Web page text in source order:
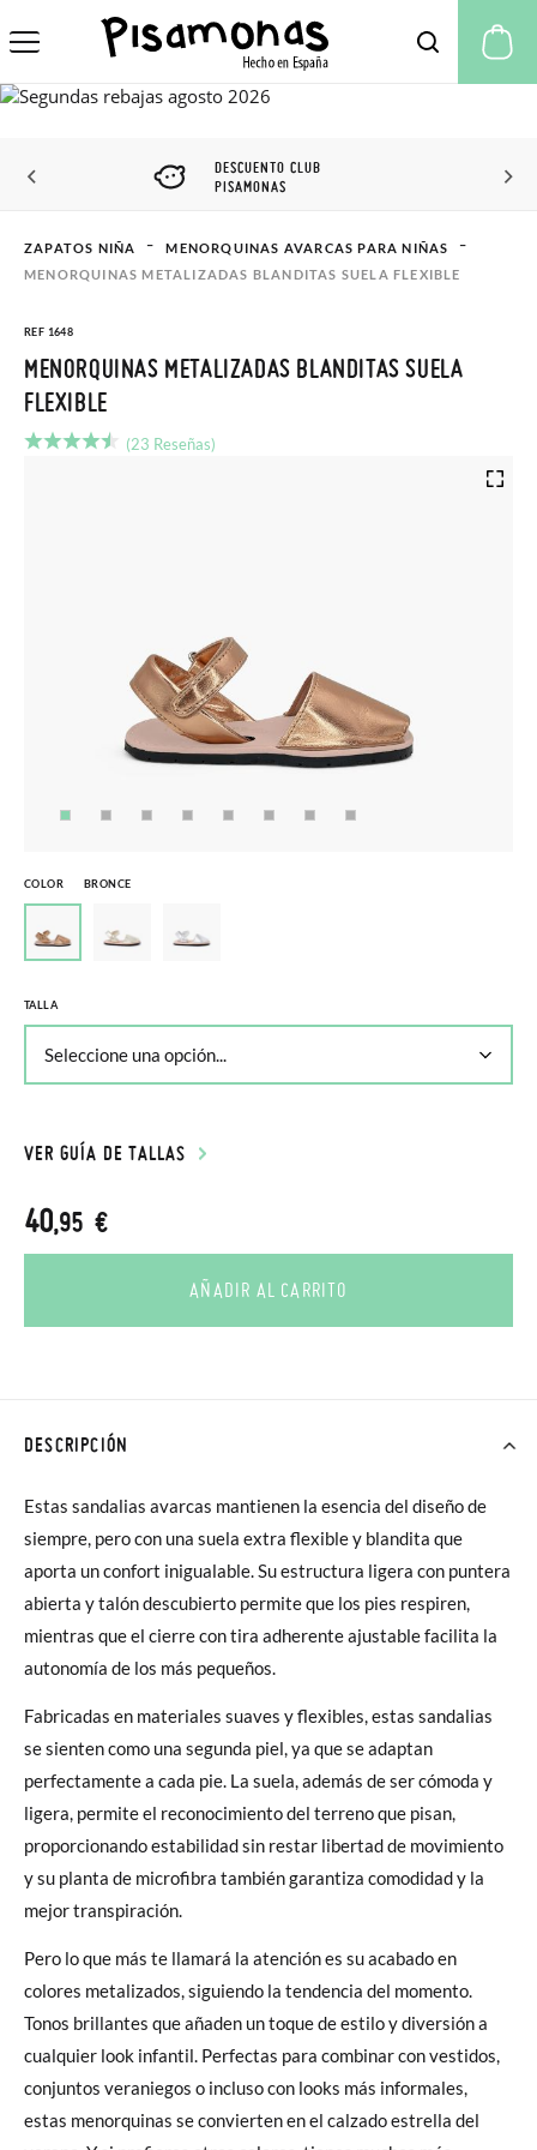
DESCUENTO CLUB
PISAMONAS
ZAPATOS NIÑA
MENORQUINAS AVARCAS PARA NIÑAS
MENORQUINAS METALIZADAS BLANDITAS SUELA FLEXIBLE
REF 1648
MENORQUINAS METALIZADAS BLANDITAS SUELA
FLEXIBLE
(23 Reseñas)
COLOR BRONCE
TALLA
VER GUÍA DE TALLAS
40,95 €
AÑADIR AL CARRITO
DESCRIPCIÓN
Estas sandalias avarcas mantienen la esencia del diseño de
siempre, pero con una suela extra flexible y blandita que
aporta un confort inigualable. Su estructura ligera con puntera
abierta y talón descubierto permite que los pies respiren,
mientras que el cierre con tira adherente ajustable facilita la
autonomía de los más pequeños.
Fabricadas en materiales suaves y flexibles, estas sandalias
se sienten como una segunda piel, ya que se adaptan
perfectamente a cada pie. La suela, además de ser cómoda y
ligera, permite el reconocimiento del terreno que pisan,
proporcionando estabilidad sin restar libertad de movimiento
y su planta de microfibra también garantiza comodidad y la
mejor transpiración.
Pero lo que más te llamará la atención es su acabado en
colores metalizados, siguiendo la tendencia del momento.
Tonos brillantes que añaden un toque de estilo y diversión a
cualquier look infantil. Perfectas para combinar con vestidos,
conjuntos veraniegos o incluso con looks más informales,
estas menorquinas se convierten en el calzado estrella del